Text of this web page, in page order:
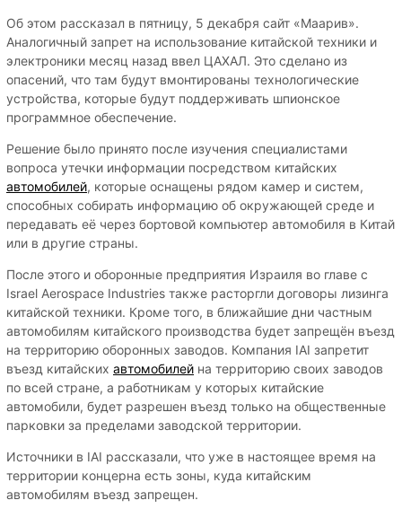
Об этом рассказал в пятницу, 5 декабря сайт «Маарив».
Аналогичный запрет на использование китайской техники и
электроники месяц назад ввел ЦАХАЛ. Это сделано из
опасений, что там будут вмонтированы технологические
устройства, которые будут поддерживать шпионское
программное обеспечение.
Решение было принято после изучения специалистами
вопроса утечки информации посредством китайских
автомобилей, которые оснащены рядом камер и систем,
способных собирать информацию об окружающей среде и
передавать её через бортовой компьютер автомобиля в Китай
или в другие страны.
После этого и оборонные предприятия Израиля во главе с
Israel Aerospace Industries также расторгли договоры лизинга
китайской техники. Кроме того, в ближайшие дни частным
автомобилям китайского производства будет запрещён въезд
на территорию оборонных заводов. Компания IAI запретит
въезд китайских автомобилей на территорию своих заводов
по всей стране, а работникам у которых китайские
автомобили, будет разрешен въезд только на общественные
парковки за пределами заводской территории.
Источники в IAI рассказали, что уже в настоящее время на
территории концерна есть зоны, куда китайским
автомобилям въезд запрещен.